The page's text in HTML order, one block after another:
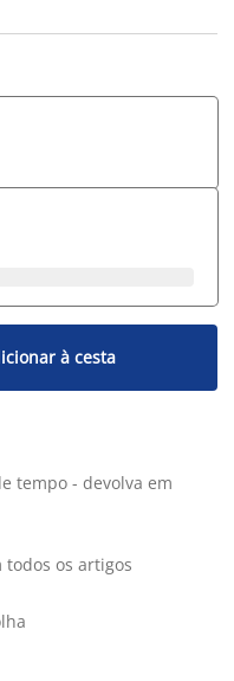
à cesta
tempo - devolva em
todos os artigos